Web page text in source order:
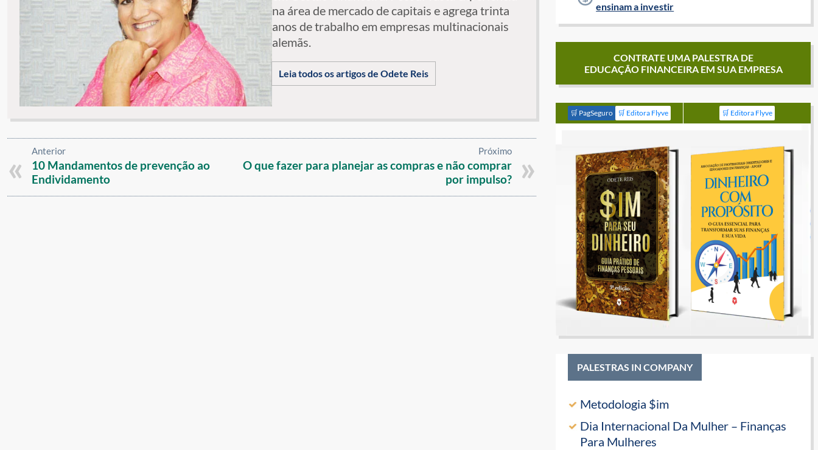
na área de mercado de capitais e agrega trinta
anos de trabalho em empresas multinacionais
alemãs.
Leia todos os artigos de Odete Reis
Anterior
10 Mandamentos de prevenção ao
Endividamento
Próximo
O que fazer para planejar as compras e não comprar
por impulso?
ensinam a investir
CONTRATE UMA PALESTRA DE
EDUCAÇÃO FINANCEIRA EM SUA EMPRESA
🛒 PagSeguro 🛒 Editora Flyve 🛒 Editora Flyve
PALESTRAS IN COMPANY
Metodologia $im
Dia Internacional Da Mulher – Finanças
Para Mulheres